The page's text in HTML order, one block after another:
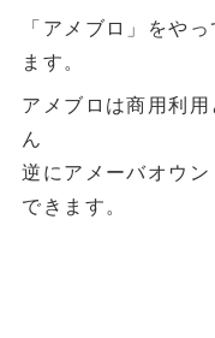
「アメブロ」をや
ます。
アメブロは商用利
ん
逆にアメーバオウ
できます。